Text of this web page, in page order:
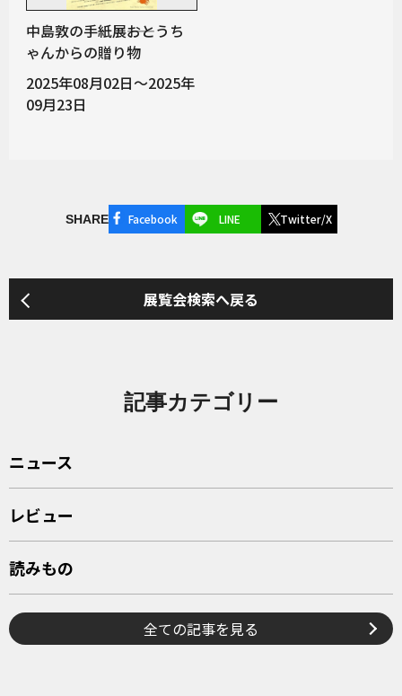
中島敦の手紙展――おとうち
ゃんからの贈り物
2025年08月02日～2025年
09月23日
SHARE Facebook LINE Twitter/X
展覧会検索へ戻る
記事カテゴリー
ニュース
レビュー
読みもの
全ての記事を見る